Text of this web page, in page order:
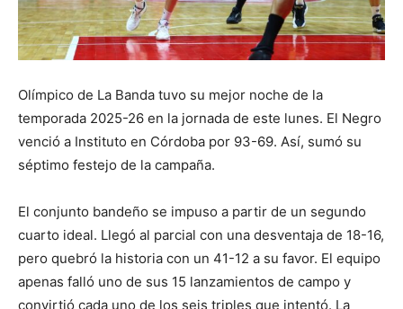
Olímpico de La Banda tuvo su mejor noche de la
temporada 2025-26 en la jornada de este lunes. El Negro
venció a Instituto en Córdoba por 93-69. Así, sumó su
séptimo festejo de la campaña.
El conjunto bandeño se impuso a partir de un segundo
cuarto ideal. Llegó al parcial con una desventaja de 18-16,
pero quebró la historia con un 41-12 a su favor. El equipo
apenas falló uno de sus 15 lanzamientos de campo y
convirtió cada uno de los seis triples que intentó. La